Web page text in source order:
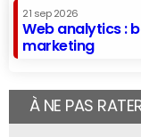
21 sep 2026
Web analytics :
marketing
À NE PAS